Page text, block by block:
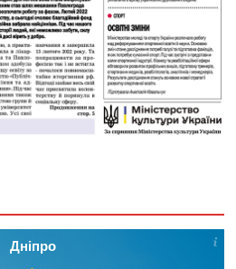
Дніпро